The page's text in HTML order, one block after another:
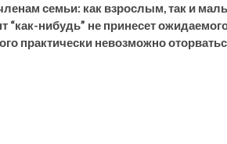
семьи: как взрослым, так и
“как-нибудь” не принесет
практически невозможно